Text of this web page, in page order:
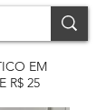
EM
R$ 25